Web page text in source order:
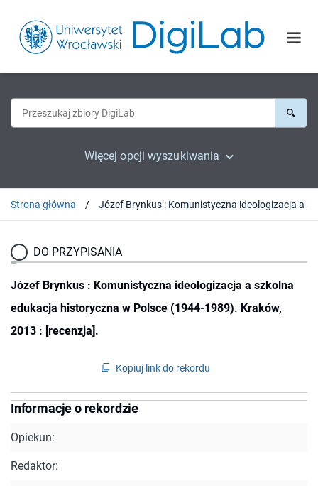
Więcej opcji wyszukiwania
Strona główna
DO PRZYPISANIA
Józef Brynkus : Komunistyczna ideologizacja a szkolna
edukacja historyczna w Polsce (1944-1989). Kraków,
2013 : [recenzja].
Kopiuj link do rekordu
Informacje o rekordzie
Opiekun:
Redaktor: